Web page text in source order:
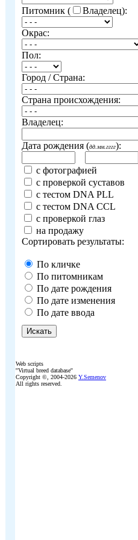
Питомник ( Владелец):
Окрас:
Пол:
Город / Страна:
Страна происхождения:
Владелец:
Дата рождения (дд.мм.гггг):
с фотографией
с проверкой суставов
с тестом DNA PLL
с тестом DNA CCL
с проверкой глаз
на продажу
Сортировать результаты:
По кличке
По питомникам
По дате рождения
По дате изменения
По дате ввода
Web scripts
''Virtual breed database''
Copyright ©, 2004-2026 Y.Semenov
All rights reserved.